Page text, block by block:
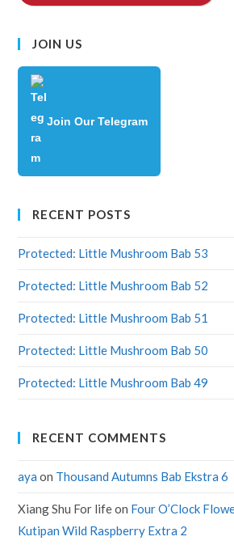
JOIN US
Join Our Telegram
RECENT POSTS
Protected: Little Mushroom Bab 53
Protected: Little Mushroom Bab 52
Protected: Little Mushroom Bab 51
Protected: Little Mushroom Bab 50
Protected: Little Mushroom Bab 49
RECENT COMMENTS
aya on Thousand Autumns Bab Ekstra 6
Xiang Shu For lifeon Four O’Clock
Kutipan Wild Raspberry Extra 2